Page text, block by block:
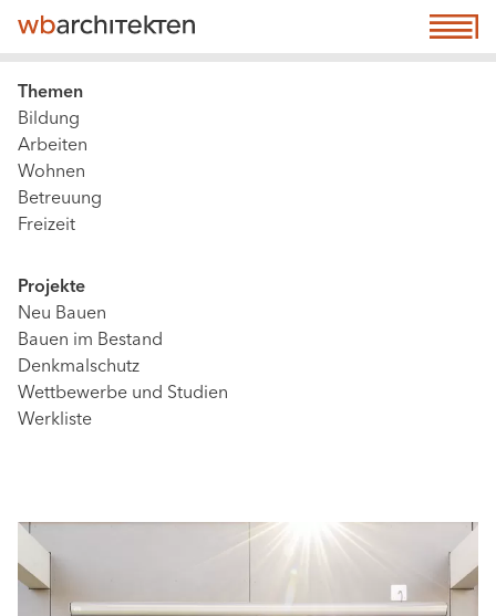
Direkt
zum
Inhalt
☰ Menu
Main
navigation
|
Content,
Level
3
(active,
not
extended
config)
Themen
Bildung
Arbeiten
Wohnen
Betreuung
Freizeit
Projekte
Neu Bauen
Bauen im Bestand
Denkmalschutz
Wettbewerbe und Studien
Werkliste